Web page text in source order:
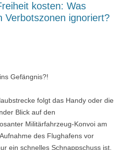
kosten: Was
Verbotszonen ignoriert?
Gefängnis?!
folgt das Handy oder die
Blick auf den
Militärfahrzeug-Konvoi am
des Flughafens vor
ein schnelles Schnappschuss ist,